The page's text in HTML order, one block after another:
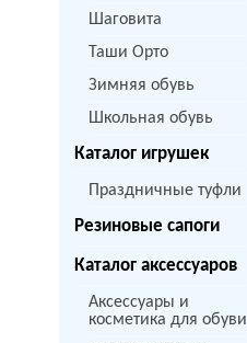
Шаговита
Таши Орто
Зимняя обувь
Школьная обувь
Каталог игрушек
Праздничные туфли
Резиновые сапоги
Каталог аксессуаров
Аксессуары и
косметика для обуви